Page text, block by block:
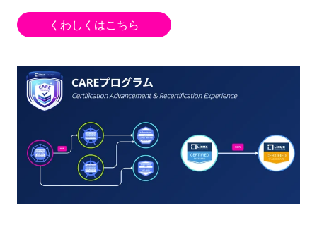
くわしくはこちら